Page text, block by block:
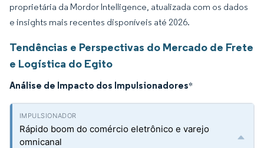
proprietária da Mordor Intelligence, atualizada com os dados
e insights mais recentes disponíveis até 2026.
Tendências e Perspectivas do Mercado de Frete
e Logística do Egito
Análise de Impacto dos Impulsionadores*
Rápido boom do comércio eletrônico e varejo
omnicanal